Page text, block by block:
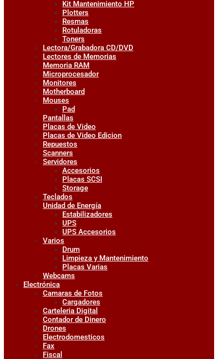
Kit Mantenimiento HP
Plotters
Resmas
Rotuladoras
Toners
Lectora/Grabadora CD/DVD
Lectores de Memorias
Memoria RAM
Microprocesador
Monitores
Motherboard
Mouses
Pad
Pantallas
Placas de Video
Placas de Video Edicion
Repuestos
Scanners
Servidores
Accesorios
Placas SCSI
Storage
Teclados
Unidad de Energía
Estabilizadores
UPS
UPS Accesorios
Varios
Drum
Limpieza y Mantenimiento
Placas Varias
Webcams
Electrónica
Camaras de Fotos
Cargadores
Carteleria Digital
Contador de Dinero
Drones
Electrodomesticos
Fax
Fiscal